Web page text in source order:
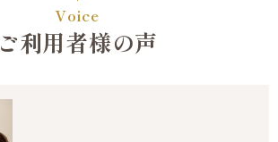
Voice
ご利用者様の声